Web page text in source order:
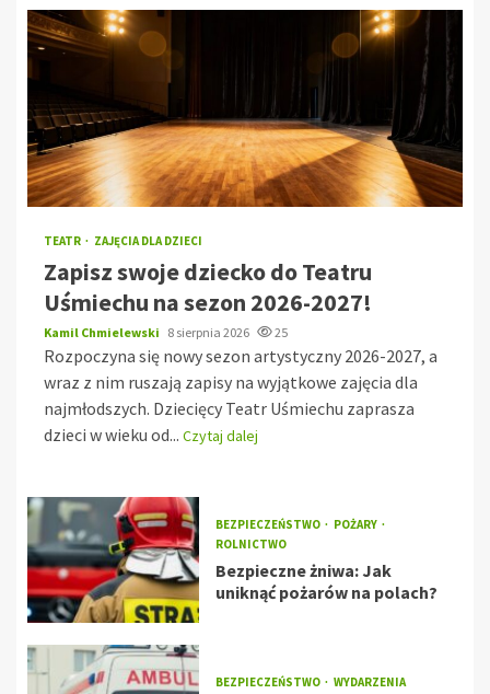
TEATR ZAJĘCIA DLA DZIECI
Zapisz swoje dziecko do Teatru
Uśmiechu na sezon 2026-2027!
Kamil Chmielewski 8 sierpnia 2026 25
Rozpoczyna się nowy sezon artystyczny 2026-2027, a
wraz z nim ruszają zapisy na wyjątkowe zajęcia dla
najmłodszych. Dziecięcy Teatr Uśmiechu zaprasza
dzieci w wieku od... Czytaj dalej
BEZPIECZEŃSTWO
POŻARY
ROLNICTWO
Bezpieczne żniwa: Jak
uniknąć pożarów na polach?
BEZPIECZEŃSTWO WYDARZENIA